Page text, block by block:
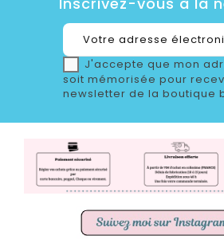
J'accepte que mon
soit mémorisée pour
newsletter de la boutique